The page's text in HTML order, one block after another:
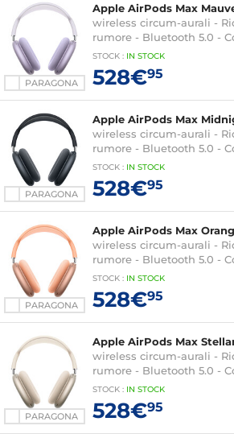
PARAGONA
Apple AirPods Max
wireless circum-aurali -
rumore - Bluetooth 5.0 -
Durata della batteria 20
STOCK : IN STOCK
528€95
PARAGONA
Apple AirPods Max
wireless circum-aurali -
rumore - Bluetooth 5.0 -
Durata della batteria 20
STOCK : IN STOCK
528€95
PARAGONA
Apple AirPods Max
wireless circum-aurali -
rumore - Bluetooth 5.0 -
Durata della batteria 20
STOCK : IN STOCK
528€95
PARAGONA
Apple AirPods Max
wireless circum-aurali -
rumore - Bluetooth 5.0 -
Durata della batteria 20
STOCK : IN STOCK
528€95